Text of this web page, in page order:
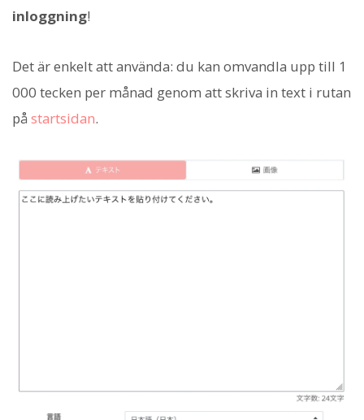
inloggning!
Det är enkelt att använda: du kan omvandla upp till 1
000 tecken per månad genom att skriva in text i rutan
på startsidan.